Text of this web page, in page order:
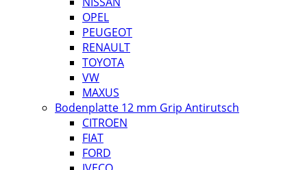
OPEL
PEUGEOT
RENAULT
TOYOTA
VW
MAXUS
Bodenplatte 12 mm Grip Antirutsch
CITROEN
FIAT
FORD